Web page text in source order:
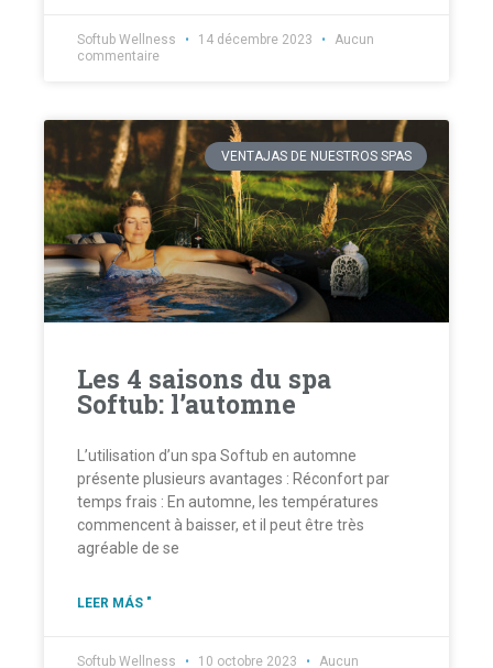
Softub Wellness 14 décembre 2023
Aucun
commentaire
VENTAJAS DE NUESTROS SPAS
Les 4 saisons du spa
Softub: l’automne
L’utilisation d’un spa Softub en automne
présente plusieurs avantages : Réconfort par
temps frais : En automne, les températures
commencent à baisser, et il peut être très
agréable de se
LEER MÁS "
Softub Wellness 10 octobre 2023 Aucun